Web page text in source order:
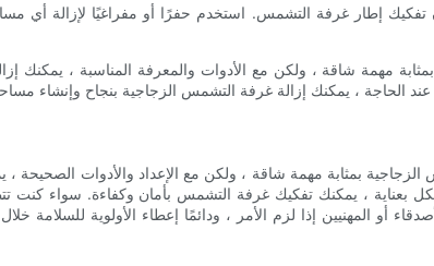
تفكيك إطار غرفة التشمس. استخدم حفرًا أو مفراغيًا لإزالة
مهمة شاقة ، ولكن مع الأدوات والمعرفة المناسبة ، يمكنك
الزجاجية بمثابة مهمة شاقة ، ولكن مع الإعداد والأدوات
بعناية ، يمكنك تفكيك غرفة التشمس بأمان وكفاءة. سواء
أو المهنيين إذا لزم الأمر ، ودائمًا إعطاء الأولوية للسلامة